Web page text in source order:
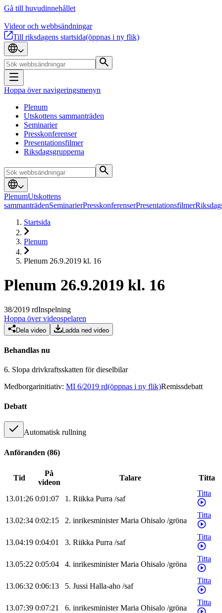
Gå till huvudinnehållet
Videor och webbsändningar
Till riksdagens startsida(öppnas i ny flik)
Hoppa över navigeringsmenyn
Plenum
Utskottens sammanträden
Seminarier
Presskonferenser
Presentationsfilmer
Riksdagsgrupperna
PlenumUtskottens
sammanträdenSeminarierPresskonferenserPresentationsfilmer
Startsida
Plenum
Plenum 26.9.2019 kl. 16
Plenum 26.9.2019 kl. 16
38/2019 rdInspelning
Hoppa över videospelaren
Dela video Ladda ned video
Behandlas nu
6. Slopa drivkraftsskatten för dieselbilar
Medborgarinitiativ: MI 6/2019 rd(öppnas i ny flik)Remissdebatt
Debatt
Automatisk rullning
Anföranden (86)
Tid
På
videon
Talare Titta
13.01:26 0:01:07 1. Riikka Purra /saf
Titta
13.02:34 0:02:15 2. inrikesminister Maria Ohisalo /gröna
Titta
13.04:19 0:04:01 3. Riikka Purra /saf
Titta
13.05:22 0:05:04 4. inrikesminister Maria Ohisalo /gröna
Titta
13.06:32 0:06:13 5. Jussi Halla-aho /saf
Titta
13.07:39 0:07:21 6. inrikesminister Maria Ohisalo /gröna
Titta